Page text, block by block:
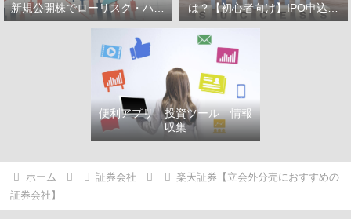
新規公開株でローリスク・ハイ
リターン投資をはじめよう！
は？【初心者向け】IPO申込で
選ぶべき証券会社
便利アプリ 投資ツール 情報
収集
ホーム 証券会社
楽天証券【立会外分売におすすめの
証券会社】